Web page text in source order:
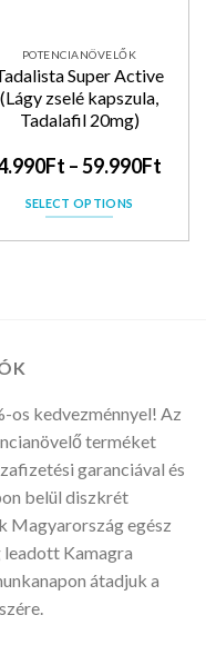
POTENCIANÖVELŐK
Super Active
(Lágy zselé kapszula,
Tadalafil 20mg)
Ft –59.990Ft
SELECT OPTIONS
os kedvezménnyel! Az
terméket
garanciával és
belül diszkrét
Magyarország egész
Kamagra
átadjuk a